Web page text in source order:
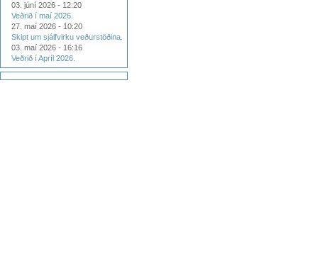
03. júní 2026 - 12:20
Veðrið í maí 2026.
27. maí 2026 - 10:20
Skipt um sjálfvirku veðurstöðina.
03. maí 2026 - 16:16
Veðrið í Apríl 2026.